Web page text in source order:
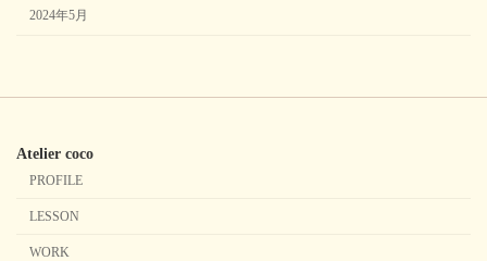
2024年5月
Atelier coco
PROFILE
LESSON
WORK